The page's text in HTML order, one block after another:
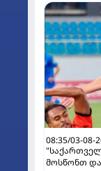
08:35/03-08-
მოსწონთ და